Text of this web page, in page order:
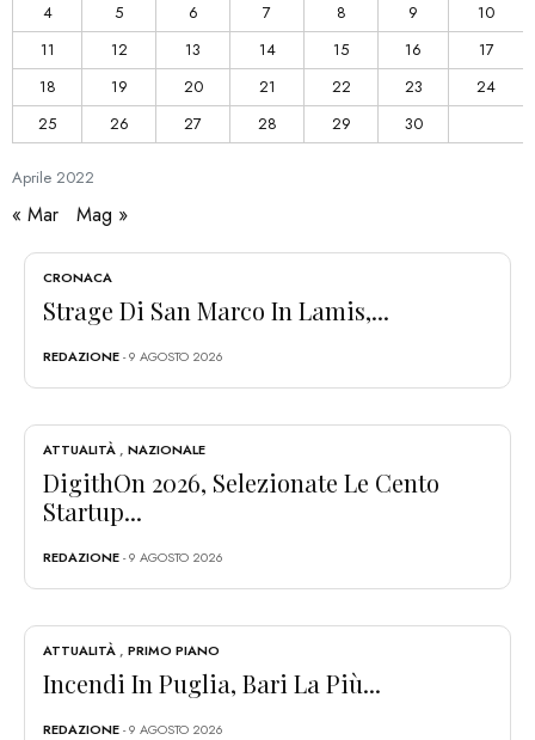
Aprile 2022
4
5 6 7 8 9
10
11
12 13 14 15 16
17
18
19 20 21 22 23
24
25
26 27 28 29 30
« Mar Mag »
CRONACA
Strage Di San Marco In Lamis,...
REDAZIONE- 9 AGOSTO 2026
ATTUALITÀ , NAZIONALE
DigithOn 2026, Selezionate Le Cento
Startup...
REDAZIONE- 9 AGOSTO 2026
ATTUALITÀ , PRIMO PIANO
Incendi In Puglia, Bari La Più...
REDAZIONE- 9 AGOSTO 2026